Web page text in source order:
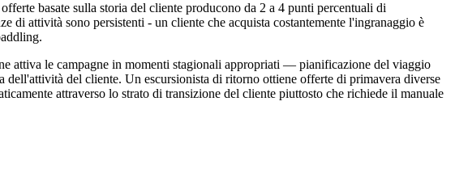
basate sulla storia del cliente producono da 2 a 4 punti percentuali di
attività sono persistenti - un cliente che acquista costantemente l'ingranaggio è
attiva le campagne in momenti stagionali appropriati — pianificazione del viaggio
del cliente. Un escursionista di ritorno ottiene offerte di primavera diverse
attraverso lo strato di transizione del cliente piuttosto che richiede il manuale